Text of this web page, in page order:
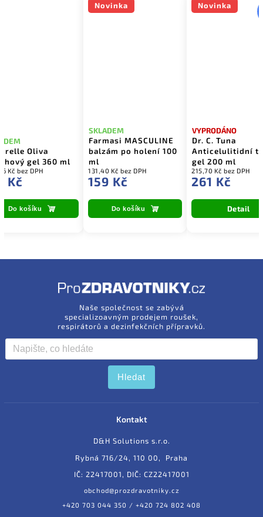
Oliva
gel 360 ml
Kč bez DPH
Kč
Do košíku
Novinka
Farmasi MASCULINE
balzám po holení 100
ml
SKLADEM
131,40 Kč bez DPH
159 Kč
Do košíku
Novinka
Dr. C. Tuna
Anticelulitidní
gel 200 ml
VYPRODÁNO
215,70 Kč bez DPH
261 Kč
Detail
Naše společnost se zabývá
specializoavným prodejem roušek,
respirátorů a dezinfekčních přípravků.
Hledat
Kontakt
D&H Solutions s.r.o.
Rybná 716/24, 110 00, Praha
IČ: 22417001, DIČ: CZ22417001
obchod@prozdravotniky.cz
+420 703 044 350 / +420 724 802 408